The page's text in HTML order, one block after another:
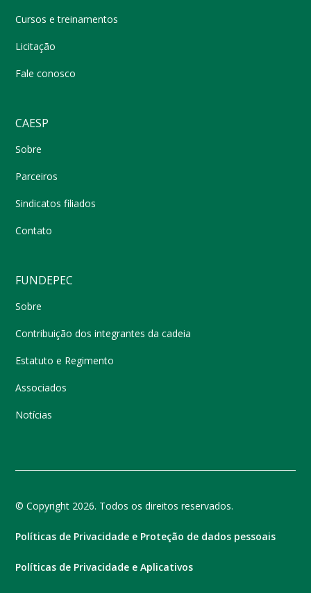
Cursos e treinamentos
Licitação
Fale conosco
CAESP
Sobre
Parceiros
Sindicatos filiados
Contato
FUNDEPEC
Sobre
Contribuição dos integrantes da cadeia
Estatuto e Regimento
Associados
Notícias
© Copyright 2026. Todos os direitos reservados.
Políticas de Privacidade e Proteção de dados pessoais
Políticas de Privacidade e Aplicativos